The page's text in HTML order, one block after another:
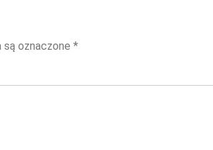
są oznaczone *